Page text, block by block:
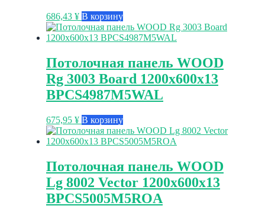
686,43 ¥ В корзину
Потолочная панель WOOD
Rg 3003 Board 1200x600x13
BPCS4987M5WAL
675,95 ¥ В корзину
Потолочная панель WOOD
Lg 8002 Vector 1200x600x13
BPCS5005M5ROA